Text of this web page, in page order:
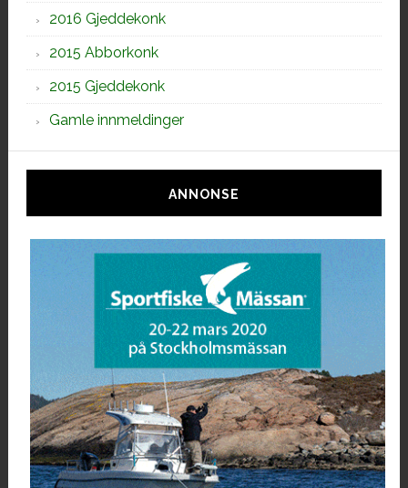
2016 Gjeddekonk
2015 Abborkonk
2015 Gjeddekonk
Gamle innmeldinger
ANNONSE